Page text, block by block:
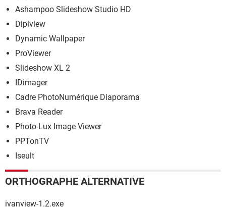
Ashampoo Slideshow Studio HD
Dipiview
Dynamic Wallpaper
ProViewer
Slideshow XL 2
IDimager
Cadre PhotoNumérique Diaporama
Brava Reader
Photo-Lux Image Viewer
PPTonTV
Iseult
ORTHOGRAPHE ALTERNATIVE
ivanview-1.2.exe